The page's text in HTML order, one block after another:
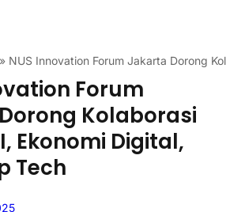
» NUS Innovation Forum Jakarta Dorong
Forum
Kolaborasi
Ekonomi Digital,
Tech